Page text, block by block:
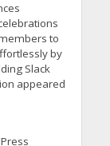
to
by
Slack
appeared